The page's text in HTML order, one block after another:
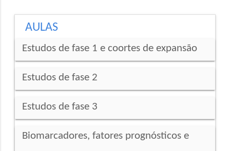
AULAS
Estudos de fase 1 e coortes de expansão
Estudos de fase 2
Estudos de fase 3
Biomarcadores, fatores prognósticos e